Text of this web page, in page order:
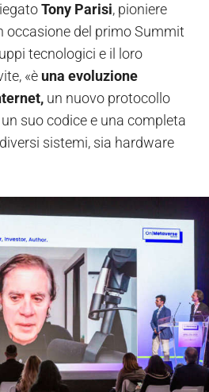
Tony Parisi, pioniere
occasione del primo Summit
tecnologici e il loro
«è una evoluzione
un nuovo protocollo
suo codice e una completa
sistemi, sia hardware